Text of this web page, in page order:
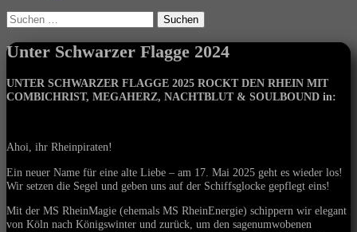
Suchen
nach:
Unter Schwarzer Flagge 2024
UNTER SCHWARZER FLAGGE 2025 ROCKT DEN RHEIN MIT
COMBICHRIST, MEGAHERZ, NACHTBLUT & SOULBOUND in:
Ahoi, ihr Rheinpiraten!
Ein neuer Name für eine alte Liebe – am 17. Mai 2025 geht es wieder los!
Wir setzen die Segel und geben uns auf der Schiffsglocke gepflegt eins!
Mit der MS RheinMagie (ehemals MS RheinEnergie) schippern wir elegant
von Köln nach Königswinter und zurück, um den sagenumwobenen